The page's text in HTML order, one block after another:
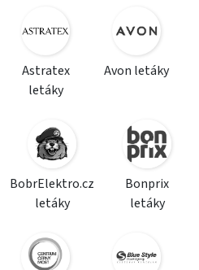
Astratex
letáky
Avon letáky
BobrElektro.cz
letáky
Bonprix
letáky